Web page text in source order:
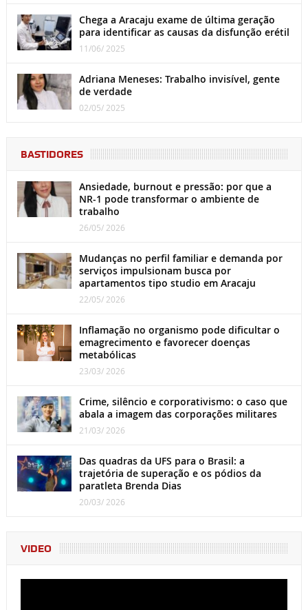
Chega a Aracaju exame de última geração
para identificar as causas da disfunção erétil
11/06/ 2025
Adriana Meneses: Trabalho invisível, gente
de verdade
02/05/ 2025
BASTIDORES
Ansiedade, burnout e pressão: por que a
NR-1 pode transformar o ambiente de
trabalho
26/05/ 2026
Mudanças no perfil familiar e demanda por
serviços impulsionam busca por
apartamentos tipo studio em Aracaju
22/05/ 2026
Inflamação no organismo pode dificultar o
emagrecimento e favorecer doenças
metabólicas
23/03/ 2026
Crime, silêncio e corporativismo: o caso que
abala a imagem das corporações militares
21/03/ 2026
Das quadras da UFS para o Brasil: a
trajetória de superação e os pódios da
paratleta Brenda Dias
20/03/ 2026
VIDEO